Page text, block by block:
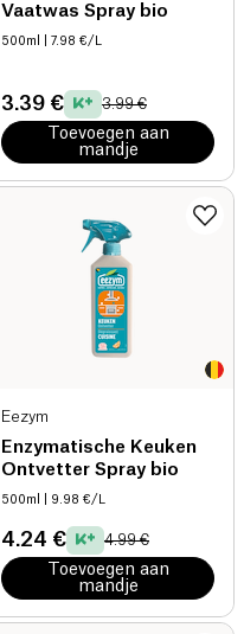
Vaatwas Spray bio
500ml | 7.98 €/L
3.39 € 3.99 €
Toevoegen aan
mandje
Eezym
Enzymatische Keuken
Ontvetter Spray bio
500ml | 9.98 €/L
4.24 € 4.99 €
Toevoegen aan
mandje